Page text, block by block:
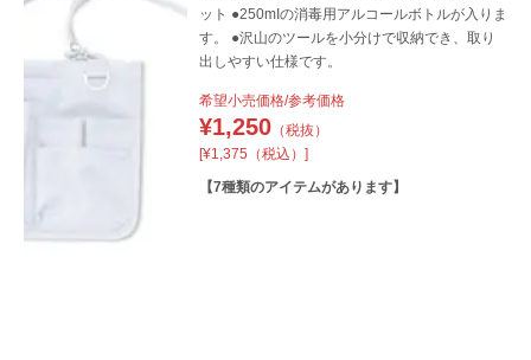
ット ●250mIの消毒用アルコールボトルが入りま
す。 ●沢山のツールを小分けで収納でき、取り
出しやすい仕様です。
希望小売価格/参考価格
¥1,250（税抜）
[¥1,375（税込）]
【7種類のアイテムがあります】